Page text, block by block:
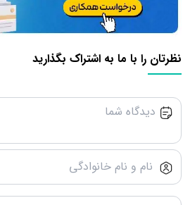
نظرتان را با ما به اشتراک بگذارید